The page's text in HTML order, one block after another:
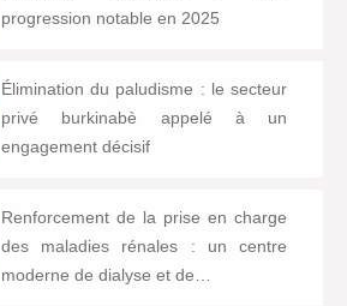
progression notable en 2025
Élimination du paludisme : le secteur
privé burkinabè appelé à un
engagement décisif
Renforcement de la prise en charge
des maladies rénales : un centre
moderne de dialyse et de…